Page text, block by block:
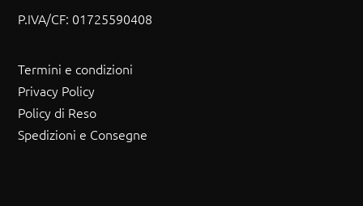
P.IVA/CF: 01725590408
Termini e condizioni
Privacy Policy
Policy di Reso
Spedizioni e Consegne